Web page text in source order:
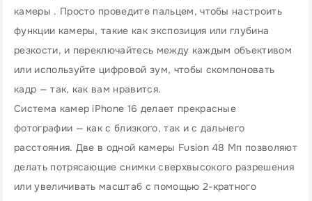
камеры . Просто проведите пальцем, чтобы настроить
функции камеры, такие как экспозиция или глубина
резкости, и переключайтесь между каждым объективом
или используйте цифровой зум, чтобы скомпоновать
кадр — так, как вам нравится.
Система камер iPhone 16 делает прекрасные
фотографии — как с близкого, так и с дальнего
расстояния. Две в одной камеры Fusion 48 Мп позволяют
делать потрясающие снимки сверхвысокого разрешения
или увеличивать масштаб с помощью 2-кратного